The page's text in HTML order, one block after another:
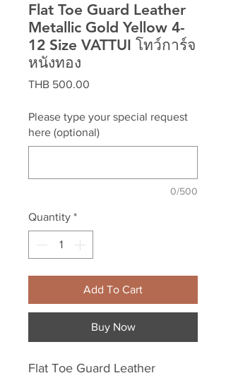
Flat Toe Guard Leather
Metallic Gold Yellow 4-
12 Size VATTUI โทว์การ์จ
หนังทอง
THB 500.00
Please type your special request
here (optional)
0/500
Quantity *
Add To Cart
Buy Now
Flat Toe Guard Leather